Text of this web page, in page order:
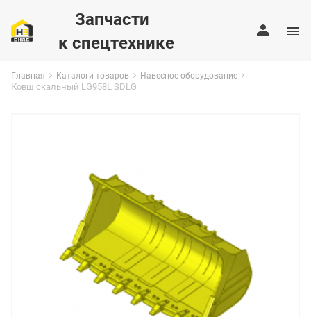
Запчасти
к спецтехнике
Главная Каталоги товаров Навесное оборудование
Ковш скальный LG958L SDLG